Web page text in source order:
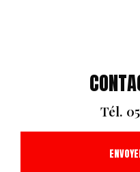
Tél.